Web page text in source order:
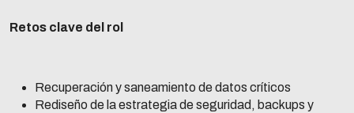
Retos clave del rol
Recuperación y saneamiento de datos críticos
Rediseño de la estrategia de seguridad, backups y